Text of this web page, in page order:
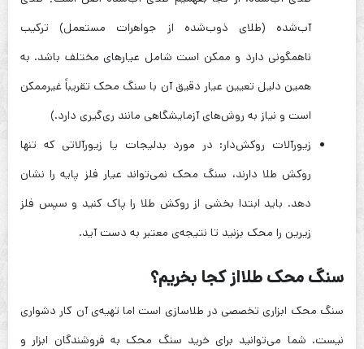
آب‌شده (طلای ذوب‌شده از جواهرات مستعمل) ترکیب
ناهمگونی دارد و ممکن است شامل عیارهای مختلف باشد. به
همین دلیل تعیین عیار دقیق آن با سنگ محک تقریباً غیرممکن
است و نیاز به روش‌های آزمایشگاهی مانند ری‌گیری دارد.)
زیورآلات روکش‌دار: در مورد بدلیجات یا زیورآلاتی که تنها
روکش طلا دارند، سنگ محک نمی‌تواند عیار فلز پایه را نشان
دهد. باید ابتدا بخشی از روکش طلا را پاک کنید و سپس فلز
زیرین را محک بزنید تا نتیجه‌ی معتبر به دست آید.
سنگ محک طلااز کجا بخریم؟
سنگ محک ابزاری تخصصی در طلاسازی است اما تهیه‌ی آن کار دشواری
نیست. شما می‌توانید برای خرید سنگ محک به فروشندگان ابزار و